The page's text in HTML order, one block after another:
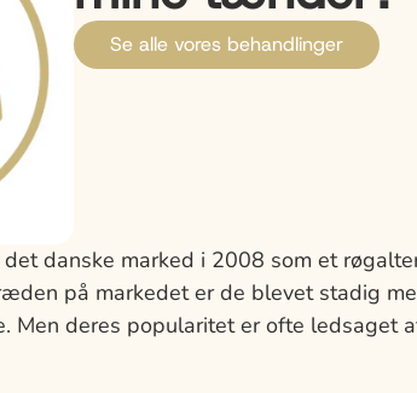
Se alle vores behandlinger
danske marked i 2008 som et
på markedet er de blevet stadig
Men deres popularitet er ofte ledsaget